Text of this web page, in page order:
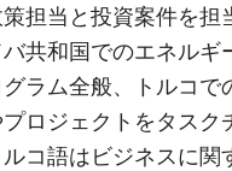
担当と投資案件を担
共和国でのエネルギ
ラム全般、トルコで
ロジェクトをタスク
コ語はビジネスに関